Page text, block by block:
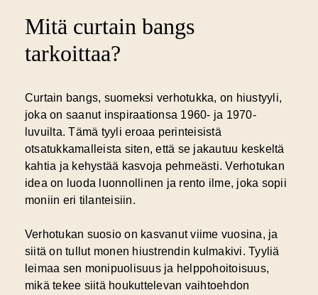
Mitä curtain bangs
tarkoittaa?
Curtain bangs, suomeksi verhotukka, on hiustyyli,
joka on saanut inspiraationsa 1960- ja 1970-
luvuilta. Tämä tyyli eroaa perinteisistä
otsatukkamalleista siten, että se jakautuu keskeltä
kahtia ja kehystää kasvoja pehmeästi. Verhotukan
idea on luoda luonnollinen ja rento ilme, joka sopii
moniin eri tilanteisiin.
Verhotukan suosio on kasvanut viime vuosina, ja
siitä on tullut monen hiustrendin kulmakivi. Tyyliä
leimaa sen monipuolisuus ja helppohoitoisuus,
mikä tekee siitä houkuttelevan vaihtoehdon